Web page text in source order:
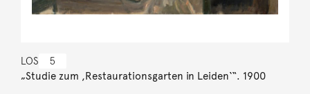
LOS 5
„Studie zum ,Restaurationsgarten in Leiden‘“. 1900